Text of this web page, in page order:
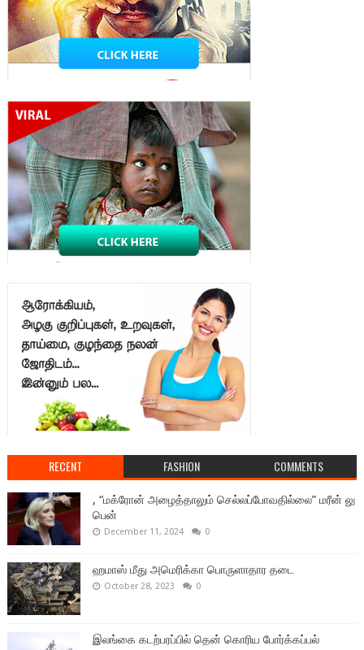
RECENT FASHION COMMENTS
, “மக்ரோன் அழைத்தாலும் செல்லப்போவதில்லை” மரீன் லு
பென்
December 11, 2024 0
ஹமாஸ் மீது அமெரிக்கா பொருளாதார தடை
October 28, 2023 0
இலங்கை கடற்பரப்பில் தென் கொரிய போர்க்கப்பல்